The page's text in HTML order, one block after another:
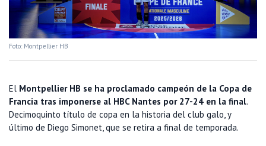
Foto: Montpellier HB
El Montpellier HB se ha proclamado campeón de la Copa de
Francia tras imponerse al HBC Nantes por 27-24 en la final.
Decimoquinto título de copa en la historia del club galo, y
último de Diego Simonet, que se retira a final de temporada.